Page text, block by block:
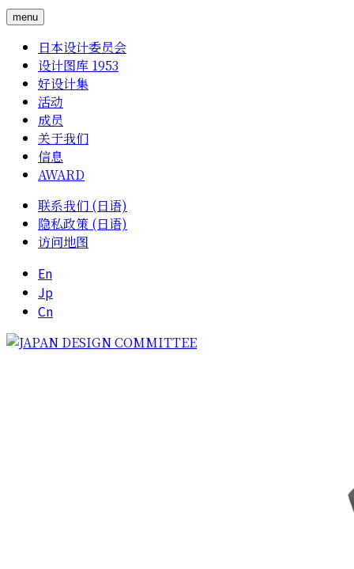
menu
日本设计委员会
设计图库 1953
好设计集
活动
成员
关于我们
信息
AWARD
联系我们 (日语)
隐私政策 (日语)
访问地图
En
Jp
Cn